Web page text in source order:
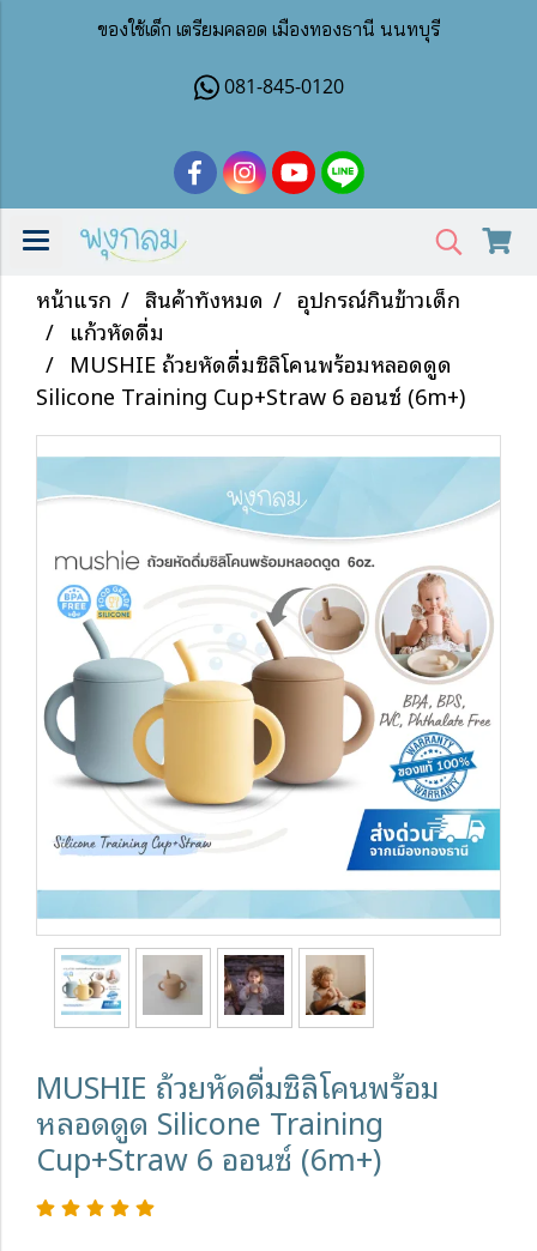
ของใช้เด็ก เตรียมคลอด เมืองทองธานี นนทบุรี
081-845-0120
หน้าแรก สินค้าทั้งหมด
อุปกรณ์กินข้าวเด็ก
แก้วหัดดื่ม
MUSHIE ถ้วยหัดดื่มซิลิโคนพร้อมหลอดดูด
Silicone Training Cup+Straw 6 ออนซ์ (6m+)
MUSHIE ถ้วยหัดดื่มซิลิโคนพร้อม
หลอดดูด Silicone Training
Cup+Straw 6 ออนซ์ (6m+)